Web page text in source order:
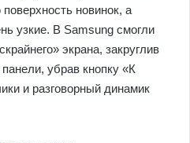
новинок, а
узкие. В Samsung смогли
экрана, закруглив
убрав кнопку «К
и разговорный динамик